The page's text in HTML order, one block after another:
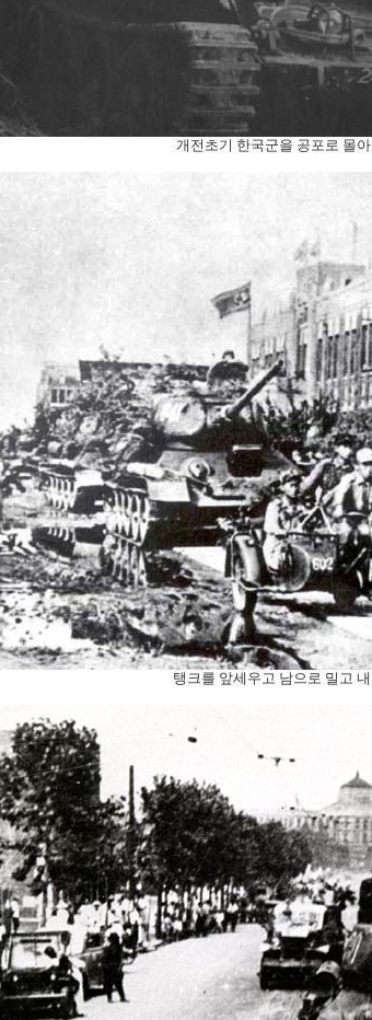
개전초기 한국군을 공포로 몰
탱크를 앞세우고 남으로 밀고